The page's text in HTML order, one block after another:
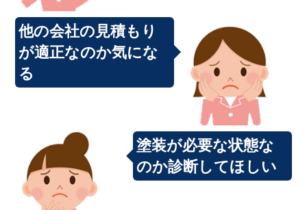
他の会社の見積もり
が適正なのか気にな
る
塗装が必要な状態な
のか診断してほしい